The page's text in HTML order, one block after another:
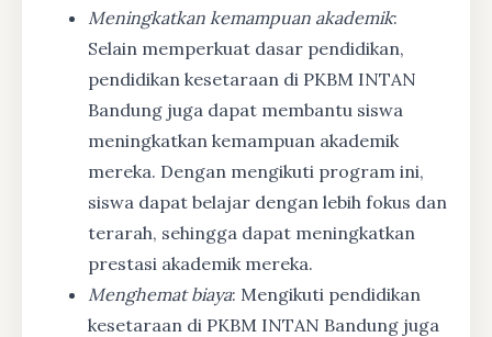
Meningkatkan kemampuan akademik:
Selain memperkuat dasar pendidikan,
pendidikan kesetaraan di PKBM INTAN
Bandung juga dapat membantu siswa
meningkatkan kemampuan akademik
mereka. Dengan mengikuti program ini,
siswa dapat belajar dengan lebih fokus dan
terarah, sehingga dapat meningkatkan
prestasi akademik mereka.
Menghemat biaya: Mengikuti pendidikan
kesetaraan di PKBM INTAN Bandung juga